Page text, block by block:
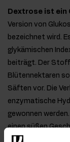
Dextrose ist ein
Version von
bezeichnet wird.
glykämischen
beiträgt. Der
Blütennektaren
Säften vor. Die
enzymatische
gewonnen
einen süßen
in den